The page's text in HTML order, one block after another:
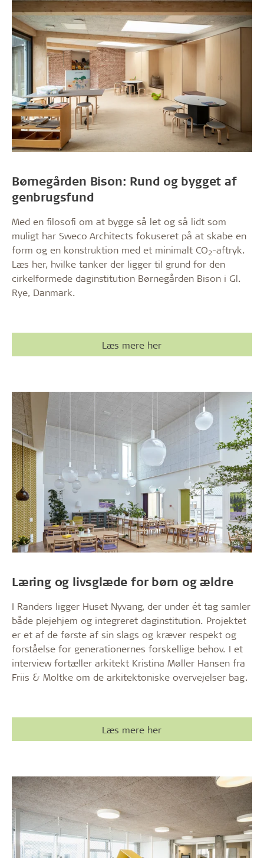
Børnegården Bison: Rund og bygget af
genbrugsfund
Med en filosofi om at bygge så let og så lidt som
muligt har Sweco Architects fokuseret på at skabe en
form og en konstruktion med et minimalt CO2-aftryk.
Læs her, hvilke tanker der ligger til grund for den
cirkelformede daginstitution Børnegården Bison i Gl.
Rye, Danmark.
Læs mere her
Læring og livsglæde for børn og ældre
I Randers ligger Huset Nyvang, der under ét tag samler
både plejehjem og integreret daginstitution. Projektet
er et af de første af sin slags og kræver respekt og
forståelse for generationernes forskellige behov. I et
interview fortæller arkitekt Kristina Møller Hansen fra
Friis & Moltke om de arkitektoniske overvejelser bag.
Læs mere her